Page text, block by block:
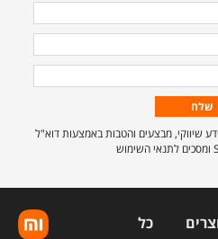
שיווקי, מבצעים והטבות באמצעות דוא"ל
כל